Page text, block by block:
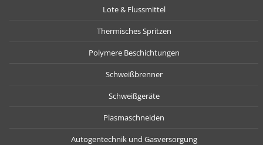
Lote & Flussmittel
Thermisches Spritzen
Polymere Beschichtungen
Schweißbrenner
Schweißgeräte
Plasmaschneiden
Autogentechnik und Gasversorgung